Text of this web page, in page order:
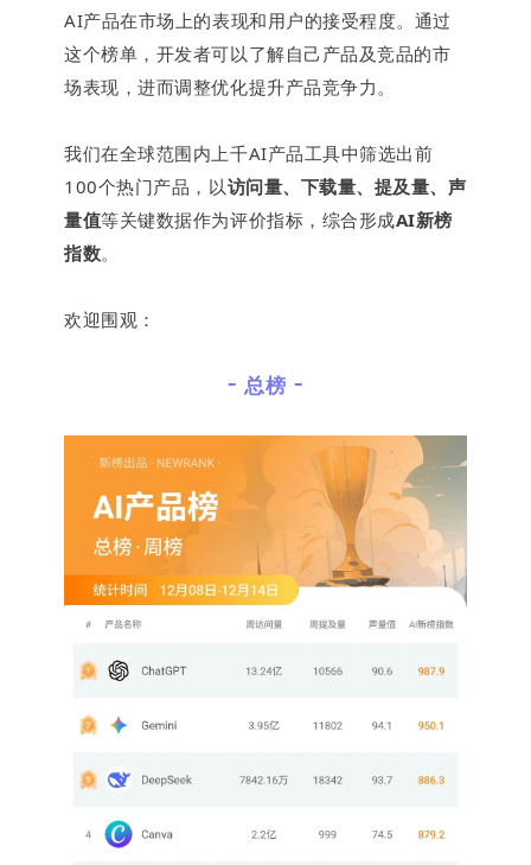
AI产品在市场上的表现和用户的接受程度。 通过
这个榜单，开发者可以了解自己产品及竞品的市
场表现，进而调整优化提升产品竞争力。
我们在全球范围内上千AI产品工具中筛选出前
100个热门产品，以访问量、下载量、提及量、声
量值等关键数据作为评价指标，综合形成AI新榜
指数。
欢迎围观：
- 总榜 -